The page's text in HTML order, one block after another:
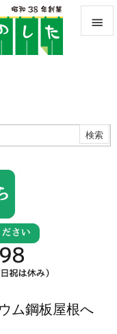


ム鋼板屋根へ